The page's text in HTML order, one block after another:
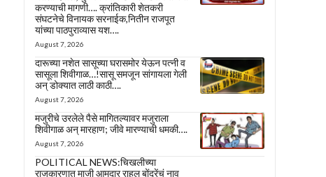
करण्याची मागणी…. क्रांतिकारी शेतकरी
संघटनेचे विनायक सरनाईक,नितीन राजपूत
यांच्या पाठपुराव्यास यश….
August 7, 2026
दारूच्या नशेत सासूच्या घरासमोर येऊन पत्नी व
सासूला शिवीगाळ…!सासू समजून सांगायला गेली
अन् डोक्यात लाठी काठी….
August 7, 2026
मजुरीचे उरलेले पैसे मागितल्यावर मजुराला
शिवीगाळ अन् मारहाण; जीवे मारण्याची धमकी….
August 7, 2026
POLITICAL NEWS:चिखलीच्या
राजकारणात माजी आमदार राहुल बोंद्रेंचं नाव